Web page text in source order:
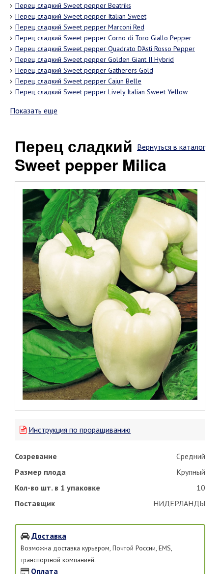
Перец сладкий Sweet pepper Beatriks
Перец сладкий Sweet pepper Italian Sweet
Перец сладкий Sweet pepper Marconi Red
Перец сладкий Sweet pepper Corno di Toro Giallo Pepper
Перец сладкий Sweet pepper Quadrato D'Asti Rosso Pepper
Перец сладкий Sweet pepper Golden Giant II Hybrid
Перец сладкий Sweet pepper Gatherers Gold
Перец сладкий Sweet pepper Cajun Belle
Перец сладкий Sweet pepper Lively Italian Sweet Yellow
Показать еще
Вернуться в каталог
Перец сладкий
Sweet pepper Milica
Инструкция по проращиванию
Созревание
Средний
Размер плода
Крупный
Кол-во шт. в 1 упаковке
10
Поставщик
НИДЕРЛАНДЫ
Доставка
Возможна доставка курьером, Почтой России, EMS,
транспортной компанией.
Оплата